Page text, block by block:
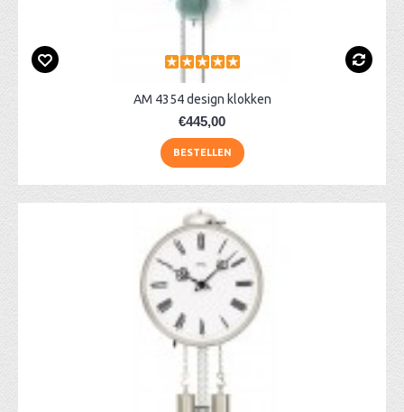
AM 4354 design klokken
€445,00
BESTELLEN